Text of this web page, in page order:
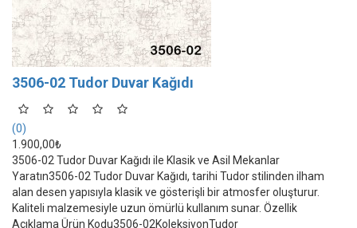
3506-02 Tudor Duvar Kağıdı
(0)
1.900,00₺
3506-02 Tudor Duvar Kağıdı ile Klasik ve Asil Mekanlar
Yaratın3506-02 Tudor Duvar Kağıdı, tarihi Tudor stilinden ilham
alan desen yapısıyla klasik ve gösterişli bir atmosfer oluşturur.
Kaliteli malzemesiyle uzun ömürlü kullanım sunar. Özellik
Açıklama Ürün Kodu3506-02KoleksiyonTudor